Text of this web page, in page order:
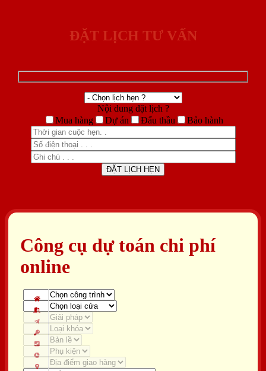
ĐẶT LỊCH TƯ VẤN
Nội dung đặt lịch ?
Mua hàng
Dự án Đấu thầu Bảo hành
Công cụ dự toán chi phí
online